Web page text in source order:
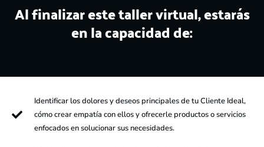
Al finalizar este taller virtual, estarás
en la capacidad de:
Identificar los dolores y deseos principales de tu Cliente Ideal,
cómo crear empatía con ellos y ofrecerle productos o servicios
enfocados en solucionar sus necesidades.